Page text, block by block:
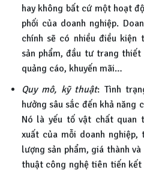
hay không bất cứ một hoạt
phối của doanh nghiệp.
chính sẽ có nhiều điều
sản phẩm, đầu tư trang
quảng cáo, khuyến mãi…
Quy mô, kỹ thuật: Tình
hưởng sâu sắc đến khả năng
Nó là yếu tố vật chất quan
xuất của mỗi doanh
lượng sản phẩm, giá thành
thuật công nghệ tiên tiến